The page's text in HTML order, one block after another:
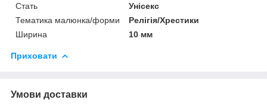
Стать
Унісекс
Тематика малюнка/форми
Релігія/Хрестики
Ширина
10 мм
Приховати
Умови доставки